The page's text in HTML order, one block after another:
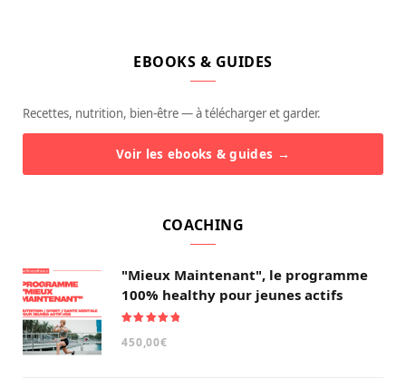
EBOOKS & GUIDES
Recettes, nutrition, bien-être — à télécharger et garder.
Voir les ebooks & guides →
COACHING
"Mieux Maintenant", le programme
100% healthy pour jeunes actifs
sur 5
450,00€